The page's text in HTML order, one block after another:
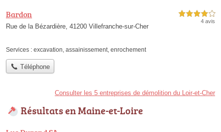
Bardon
Rue de la Bézardière, 41200 Villefranche-sur-Cher
4,0 étoiles sur 5
4 avis
Services : excavation, assainissement, enrochement
Téléphone
Consulter les 5 entreprises de démolition du Loir-et-Cher
Résultats en Maine-et-Loire